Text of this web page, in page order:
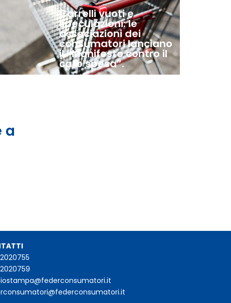
Carrelli vuoti e
speculazioni: le
associazioni dei
consumatori lanciano
il “Manifesto contro il
caro spesa”.
a